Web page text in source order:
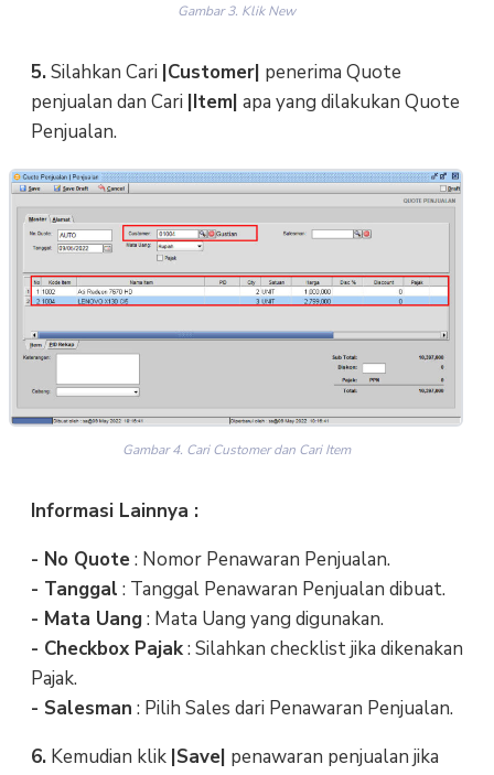
Gambar 3. Klik New
5.Silahkan Cari |Customer| penerima Quote
penjualan dan Cari |Item| apa yang dilakukan Quote
Penjualan.
Gambar 4. Cari Customer dan Cari Item
Informasi Lainnya :
- No Quote: Nomor Penawaran Penjualan.
- Tanggal : Tanggal Penawaran Penjualan dibuat.
- Mata Uang: Mata Uang yang digunakan.
- Checkbox Pajak: Silahkan checklist jika dikenakan
Pajak.
- Salesman : Pilih Sales dari Penawaran Penjualan.
6.Kemudian klik |Save| penawaran penjualan jika